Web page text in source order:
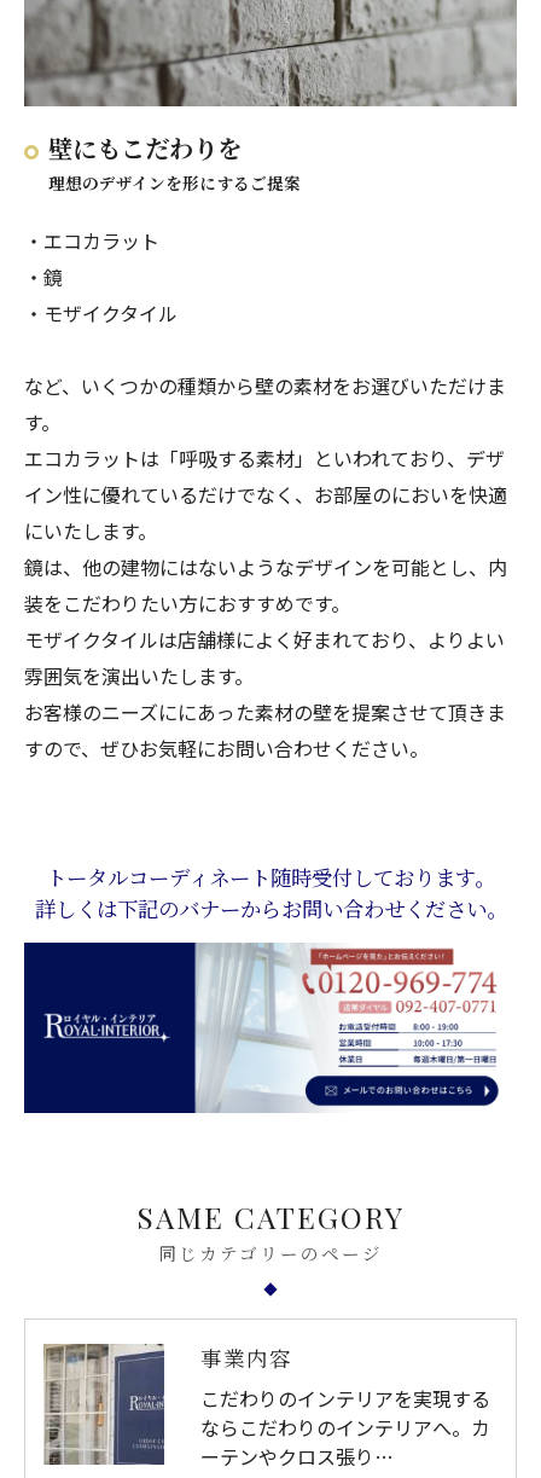
壁にもこだわりを
理想のデザインを形にするご提案
・エコカラット
・鏡
・モザイクタイル
など、いくつかの種類から壁の素材をお選びいただけま
す。
エコカラットは「呼吸する素材」といわれており、デザ
イン性に優れているだけでなく、お部屋のにおいを快適
にいたします。
鏡は、他の建物にはないようなデザインを可能とし、内
装をこだわりたい方におすすめです。
モザイクタイルは店舗様によく好まれており、よりよい
雰囲気を演出いたします。
お客様のニーズににあった素材の壁を提案させて頂きま
すので、ぜひお気軽にお問い合わせください。
トータルコーディネート随時受付しております。
詳しくは下記のバナーからお問い合わせください。
同じカテゴリーのページ
SAME CATEGORY
事業内容
こだわりのインテリアを実現する
ならこだわりのインテリアへ。カ
ーテンやクロス張り…